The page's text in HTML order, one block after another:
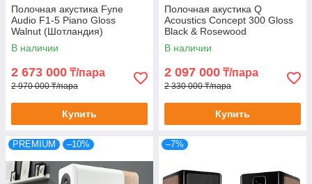
Полочная акустика Fyne
Audio F1-5 Piano Gloss
Walnut (Шотландия)
В наличии
2 673 000 ₸/пара
2 970 000 ₸/пара
Купить
Полочная акустика Q
Acoustics Concept 300 Gloss
Black & Rosewood
В наличии
2 097 000 ₸/пара
2 330 000 ₸/пара
Купить
PREMIUM –10% –7%